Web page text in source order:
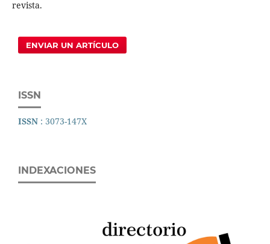
revista.
ENVIAR UN ARTÍCULO
ISSN
ISSN : 3073-147X
INDEXACIONES